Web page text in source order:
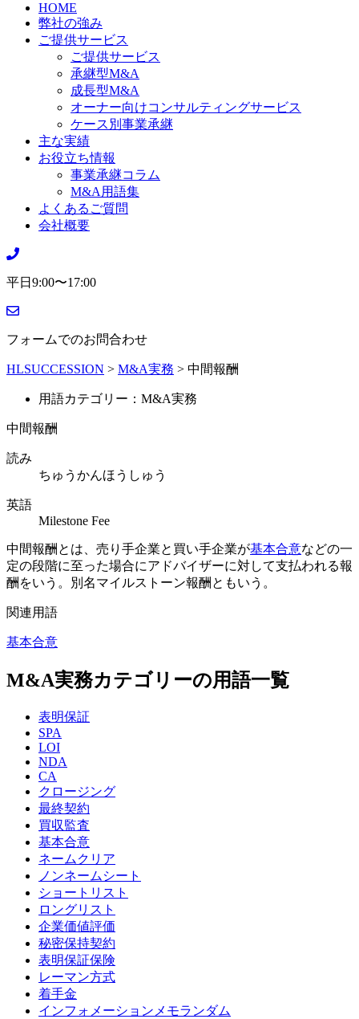
HOME
弊社の強み
ご提供サービス
ご提供サービス
承継型M&A
成長型M&A
オーナー向けコンサルティングサービス
ケース別事業承継
主な実績
お役立ち情報
事業承継コラム
M&A用語集
よくあるご質問
会社概要
平日9:00〜17:00
フォームでのお問合わせ
HLSUCCESSION > M&A実務 > 中間報酬
用語カテゴリー：M&A実務
中間報酬
読み
ちゅうかんほうしゅう
英語
Milestone Fee
中間報酬とは、売り手企業と買い手企業が基本合意などの一
定の段階に至った場合にアドバイザーに対して支払われる報
酬をいう。別名マイルストーン報酬ともいう。
関連用語
基本合意
M&A実務カテゴリーの用語一覧
表明保証
SPA
LOI
NDA
CA
クロージング
最終契約
買収監査
基本合意
ネームクリア
ノンネームシート
ショートリスト
ロングリスト
企業価値評価
秘密保持契約
表明保証保険
レーマン方式
着手金
インフォメーションメモランダム